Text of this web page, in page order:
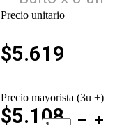
Precio unitario
$5.619
Precio mayorista (3u +)
$5.108
2